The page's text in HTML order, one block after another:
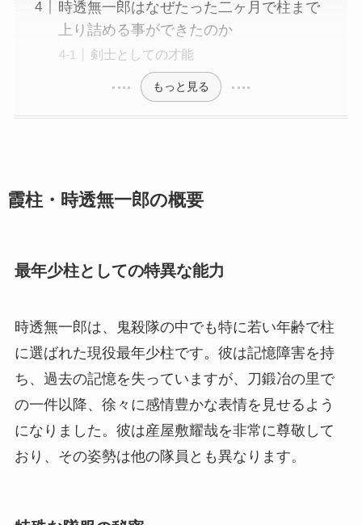
時透無一郎はなぜたった二ヶ月で柱まで
上り詰める事ができたのか
剣士としての才能
もっと見る
霞柱・時透無一郎の概要
最年少柱としての特異な能力
時透無一郎は、鬼殺隊の中でも特に若い年齢で柱
に選ばれた現役最年少柱です。彼は記憶障害を持
ち、過去の記憶を失っていますが、刀鍛冶の里で
の一件以降、徐々に感情豊かな表情を見せるよう
になりました。彼は産屋敷耀哉を非常に尊敬して
おり、その姿勢は他の隊員とも異なります。